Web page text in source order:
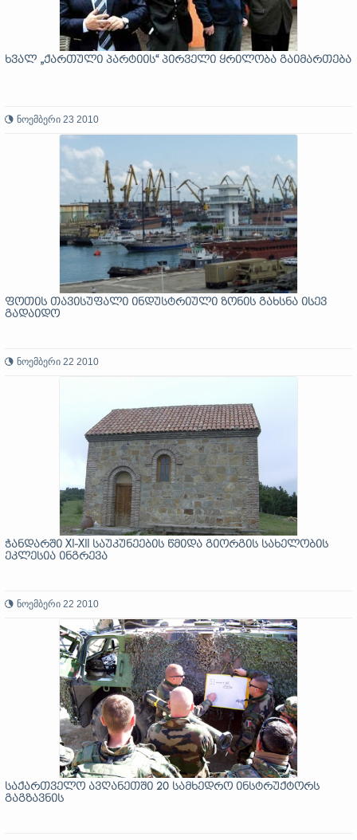
ხვალ „ქართული პარტიის“ პირველი ყრილობა გაიმართება
ნოემბერი 23 2010
ფოთის თავისუფალი ინდუსტრიული ზონის გახსნა ისევ
გადაიდო
ნოემბერი 22 2010
ჭანდარში XI-XII საუკუნეების წმიდა გიორგის სახელობის
ეკლესია ინგრევა
ნოემბერი 22 2010
საქართველო ავღანეთში 20 სამხედრო ინსტრუქტორს
გაგზავნის